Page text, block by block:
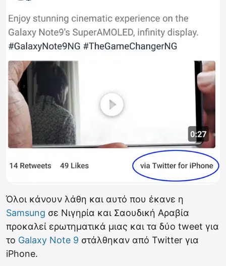
Όλοι κάνουν λάθη και αυτό που έκανε η
Samsung σε Νιγηρία και Σαουδική Αραβία
προκαλεί ερωτηματικά μιας και τα δύο tweet για
το Galaxy Note 9 στάλθηκαν από Twitter για
iPhone.